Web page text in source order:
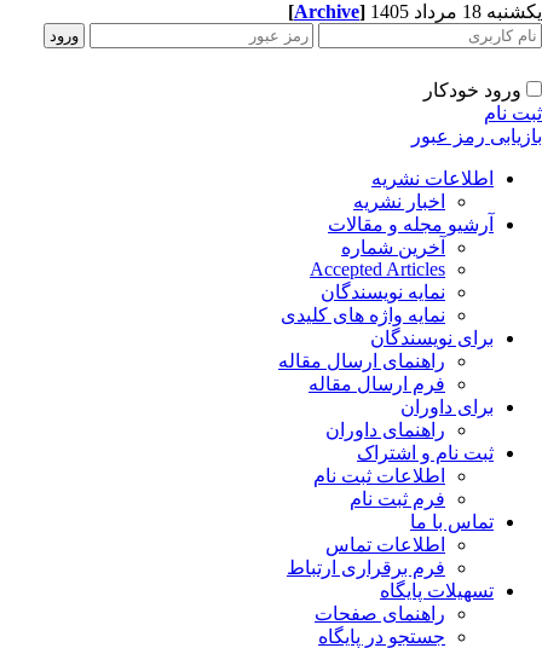
18 مرداد 1405 [Archive]
ورود خودکار
نام
رمز عبور
اطلاعات نشریه
اخبار نشریه
آرشیو مجله و مقالات
آخرین شماره
Accepted Articles
نمایه نویسندگان
نمایه واژه های کلیدی
برای نویسندگان
راهنمای ارسال مقاله
فرم ارسال مقاله
برای داوران
راهنمای داوران
ثبت نام و اشتراک
اطلاعات ثبت نام
فرم ثبت نام
تماس با ما
اطلاعات تماس
فرم برقراری ارتباط
تسهیلات پایگاه
راهنمای صفحات
جستجو در پایگاه